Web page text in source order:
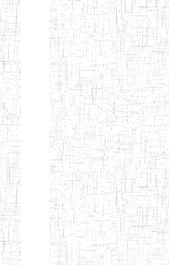
ENIEG BILINGUE
CLAIRE
FONTAINE
ENIEG BILINGUE
LA COURONNE
ENIET BILINGUE
LA
PERFORMANCE
ENIET PRIVEE
LES FERMIONS